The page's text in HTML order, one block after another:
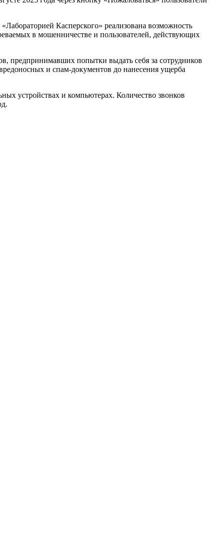
Касперского» реализована возможность
в мошенничестве и пользователей, действующих
предпринимавших попытки выдать себя за сотрудников
и спам‑документов до нанесения ущерба
устройствах и компьютерах. Количество звонков